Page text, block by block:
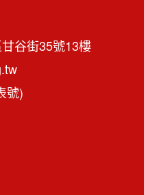
谷街35號13樓
號)